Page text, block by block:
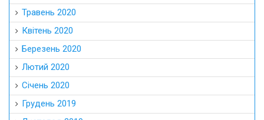
Травень 2020
Квітень 2020
Березень 2020
Лютий 2020
Січень 2020
Грудень 2019